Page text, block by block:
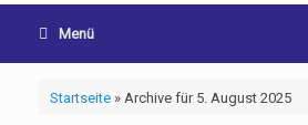
Menü
Startseite» Archive für 5. August 2025